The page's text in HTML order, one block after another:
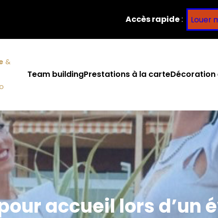
Accès rapide: Louer
&
Team buildingPrestations à la carteDécoration
accueil lors d’un